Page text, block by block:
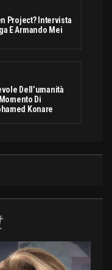
Project? Intervista
E Armando Mei
Dell’umanità
Di
Konare